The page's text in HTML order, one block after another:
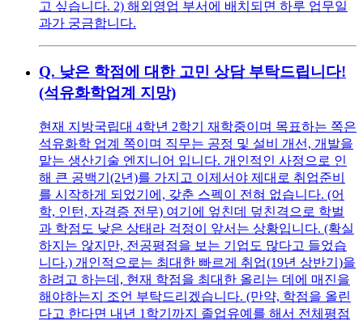
고 싶습니다. 2) 해외영업 부서에 배치되면 하루 업무일
과가 궁금합니다.
Q. 낮은 학점에 대한 고민 상담 부탁드립니다!
(석유화학업계 지망)
현재 지방국립대 4학년 2학기 재학중이며 목표하는 쪽은
석유화학 업계 쪽이며 직무는 공정 및 설비 개선, 개발을
맡는 생산기술 엔지니어 입니다. 개인적인 사정으로 인
해 큰 공백기(2년)를 가지고 이제서야 제대로 취업준비
를 시작하게 되었기에, 갖춘 스펙이 전혀 없습니다. (어
학, 인턴, 자격증 전무) 여기에 엎친데 덮친격으로 학벌
과 학점도 낮은 상태라 걱정이 앞서는 상황입니다. (확실
하지는 않지만, 전공평점을 보는 기업도 많다고 들었습
니다.) 개인적으로는 최대한 빠르게 취업(19년 상반기)을
하려고 하는데, 현재 학점을 최대한 올리는 데에 매진을
해야하는지 조언 부탁드리겠습니다. (만약, 학점을 올린
다고 한다면 내년 1학기까지 졸업유예를 해서 전체평점